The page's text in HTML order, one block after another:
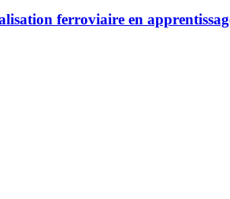
ferroviaire en